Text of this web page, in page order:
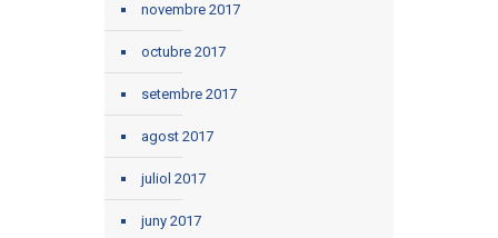
novembre 2017
octubre 2017
setembre 2017
agost 2017
juliol 2017
juny 2017